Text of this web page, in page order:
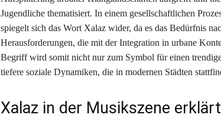
Jugendliche thematisiert. In einem gesellschaftlichen
spiegelt sich das Wort Xalaz wider, da es das Bedürfnis
Herausforderungen, die mit der Integration in urbane
Begriff wird somit nicht nur zum Symbol für einen
tiefere soziale Dynamiken, die in modernen Städten
Xalaz in der Musikszene erklärt